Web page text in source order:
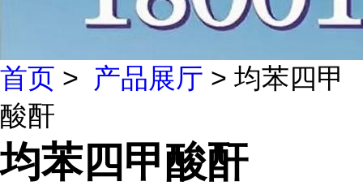
首页 > 产品展厅 > 均苯四甲
酸酐
均苯四甲酸酐